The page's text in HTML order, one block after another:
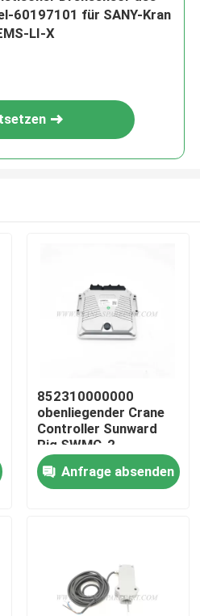
60197101 für SANY-Kran
LI-X
852310000000
obenliegender Crane
Controller Sunward
Rig SWMC-2
Anfrage absenden